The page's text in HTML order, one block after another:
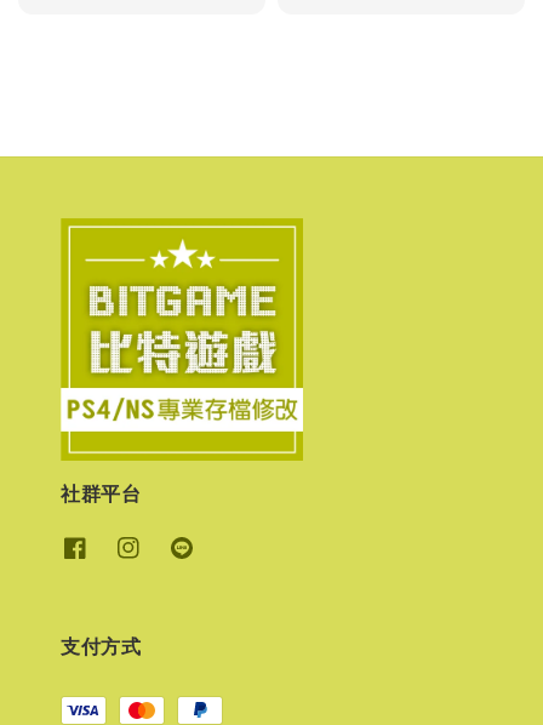
社群平台
支付方式